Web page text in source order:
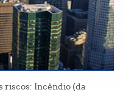
riscos: Incêndio (da